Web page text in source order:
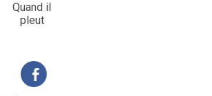
Quand il
pleut